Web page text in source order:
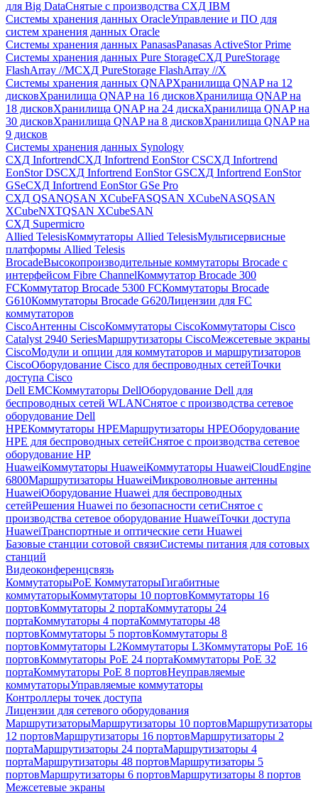
для Big DataСнятые с производства СХД IBM
Системы хранения данных OracleУправление и ПО для
систем хранения данных Oracle
Системы хранения данных PanasasPanasas ActiveStor Prime
Системы хранения данных Pure StorageСХД PureStorage
FlashArray //MСХД PureStorage FlashArray //X
Системы хранения данных QNAPХранилища QNAP на 12
дисковХранилища QNAP на 16 дисковХранилища QNAP на
18 дисковХранилища QNAP на 24 дискаХранилища QNAP на
30 дисковХранилища QNAP на 8 дисковХранилища QNAP на
9 дисков
Системы хранения данных Synology
СХД InfortrendСХД Infortrend EonStor CSСХД Infortrend
EonStor DSСХД Infortrend EonStor GSСХД Infortrend EonStor
GSeСХД Infortrend EonStor GSe Pro
СХД QSANQSAN XCubeFASQSAN XCubeNASQSAN
XCubeNXTQSAN XCubeSAN
СХД Supermicro
Allied TelesisКоммутаторы Allied TelesisМультисервисные
платформы Allied Telesis
BrocadeВысокопроизводительные коммутаторы Brocade с
интерфейсом Fibre ChannelКоммутатор Brocade 300
FCКоммутатор Brocade 5300 FCКоммутаторы Brocade
G610Коммутаторы Brocade G620Лицензии для FC
коммутаторов
CiscoАнтенны CiscoКоммутаторы CiscoКоммутаторы Cisco
Catalyst 2940 SeriesМаршрутизаторы CiscoМежсетевые экраны
CiscoМодули и опции для коммутаторов и маршрутизаторов
CiscoОборудование Cisco для беспроводных сетейТочки
доступа Cisco
Dell EMCКоммутаторы DellОборудование Dell для
беспроводных сетей WLANСнятое с производства сетевое
оборудование Dell
HPEКоммутаторы HPEМаршрутизаторы HPEОборудование
HPE для беспроводных сетейСнятое с производства сетевое
оборудование HP
HuaweiКоммутаторы HuaweiКоммутаторы HuaweiCloudEngine
6800Маршрутизаторы HuaweiМикроволновые антенны
HuaweiОборудование Huawei для беспроводных
сетейРешения Huawei по безопасности сетиСнятое с
производства сетевое оборудование HuaweiТочки доступа
HuaweiТранспортные и оптические сети Huawei
Базовые станции сотовой связиСистемы питания для сотовых
станций
Видеоконференцсвязь
КоммутаторыPoE КоммутаторыГигабитные
коммутаторыКоммутаторы 10 портовКоммутаторы 16
портовКоммутаторы 2 портаКоммутаторы 24
портаКоммутаторы 4 портаКоммутаторы 48
портовКоммутаторы 5 портовКоммутаторы 8
портовКоммутаторы L2Коммутаторы L3Коммутаторы PoE 16
портовКоммутаторы PoE 24 портаКоммутаторы PoE 32
портаКоммутаторы PoE 8 портовНеуправляемые
коммутаторыУправляемые коммутаторы
Контроллеры точек доступа
Лицензии для сетевого оборудования
МаршрутизаторыМаршрутизаторы 10 портовМаршрутизаторы
12 портовМаршрутизаторы 16 портовМаршрутизаторы 2
портаМаршрутизаторы 24 портаМаршрутизаторы 4
портаМаршрутизаторы 48 портовМаршрутизаторы 5
портовМаршрутизаторы 6 портовМаршрутизаторы 8 портов
Межсетевые экраны